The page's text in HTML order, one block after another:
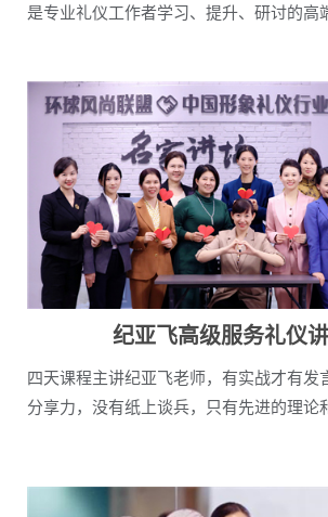
是专业礼仪工作者学习、提升、研讨的高
纪亚飞高级服务礼仪
四天课程主讲纪亚飞老师，有实战才有发
分享力，没有纸上谈兵，只有先进的理论